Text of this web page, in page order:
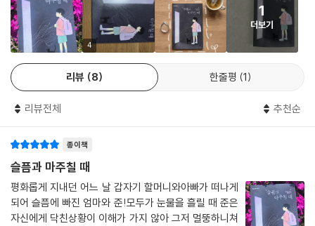
준이 경험한 것처럼 우리들도 살다 보면 예기치 못한 기쁨과 슬픔이 반복
해서 찾아옵니다. 우리 힘으로 슬픔을 피해 갈 수는 없지만, 슬픔을 대하는
자세는 스스로 정할 수 있습니다. 감정을 참거나 회피하는 대신 그것과 대
면하여 충분히 감정을 느끼고 표현하다 보면 묵은 감정을 보내 주고 새로
운 감정을 맞이할 힘이 생겨날 것입니다.
슬픔이 지나가고 한참 시간이 흐른 뒤에는 어렴풋이 깨닫게 될지도 모릅니
이었다는 걸 깨닫게 될 그날이 오길 바라며, 『슬픔과 마주칠 때』가 지금 슬
픔을 겪는 이들에게 작은 위로가 되길 바랍니다.
4
1
더보기
리뷰 8 한줄평 1
리뷰전체 추천순
종이책
슬픔과 마주칠 때
평화롭게 지내던 어느 날 갑자기 할머니와아빠가 떠나게
되어 슬픔에 빠진 엄마와 준!모두가 눈물을 흘릴 때 준은
자신에게 닥친상황이 이해가 가지 않아 그저 멀뚱하니쳐